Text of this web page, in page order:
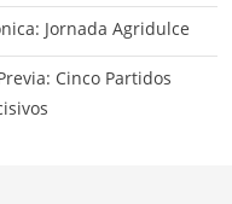
Jornada Agridulce
Cinco Partidos